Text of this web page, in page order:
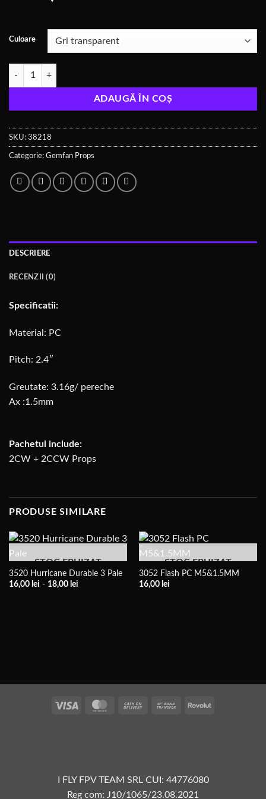
Culoare
Cantitate LR 4024 2 Pale 1.5mm
ADAUGĂ ÎN COȘ
SKU: 38218
Categorie: Gemfan Props
DESCRIERE
RECENZII (0)
Specificatii:
Material: PC
Pitch: 2.4″
Greutate: 3.16g/ pereche
Ax :1.5mm
Pachetul include:
2CW + 2CCW Props
PRODUSE SIMILARE
STOC EPUIZAT
3520 Hurricane Durable 3 Pale
16,00 lei - 18,00 leiInterval
STOC EPUIZAT
3052 Flash PC M5&1.5MM
16,00 lei
Vize MasterCardPlata
Transfer Revolut
I FLY FPV TEAM SRL CUI: 44776080
Reg com: J10/1065/23.08.2021